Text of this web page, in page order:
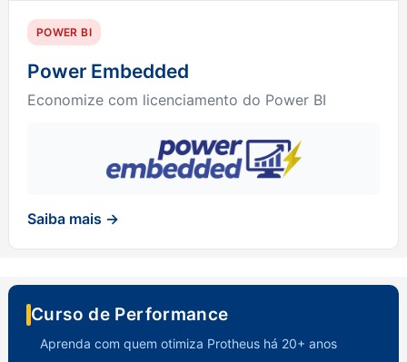
POWER BI
Power Embedded
Economize com licenciamento do Power BI
Saiba mais →
Curso de Performance
Aprenda com quem otimiza Protheus há 20+ anos